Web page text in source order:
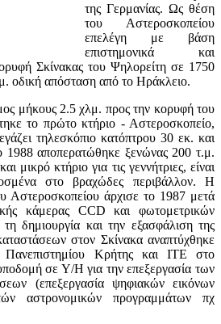
της Γερμανίας. Ως θέση
του Αστεροσκοπείου
επελέγη με βάση
επιστημονικά και
Σκίνακας του Ψηλορείτη σε 1750
οδική απόσταση από το Ηράκλειο.
μήκους 2.5 χλμ. προς την κορυφή του
το πρώτο κτήριο - Αστεροσκοπείο,
τηλεσκόπιο κατόπτρου 30 εκ. και
1988 αποπερατώθηκε ξενώνας 200 τ.μ.
μικρό κτήριο για τις γεννήτριες, είναι
στο βραχώδες περιβάλλον. Η
Αστεροσκοπείου άρχισε το 1987 μετά
κάμερας CCD και φωτομετρικών
δημιουργία και την εξασφάλιση της
στον Σκίνακα αναπτύχθηκε
Πανεπιστημίου Κρήτης και ΙΤΕ στο
σε Υ/Η για την επεξεργασία των
(επεξεργασία ψηφιακών εικόνων
αστρονομικών προγραμμάτων πχ